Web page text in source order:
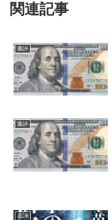
関連記事
書評
書評
書評